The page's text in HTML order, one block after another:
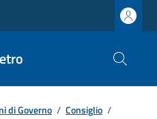
di Governo / Consiglio /